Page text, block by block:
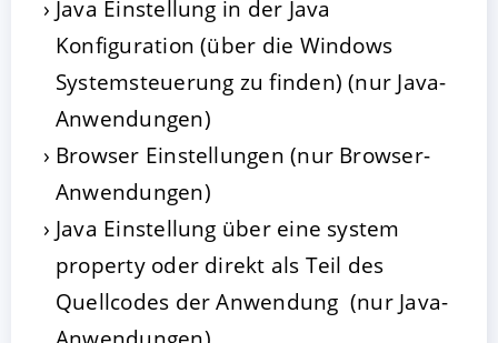
Java Einstellung in der Java
Konfiguration (über die Windows
Systemsteuerung zu finden) (nur Java-
Anwendungen)
Browser Einstellungen (nur Browser-
Anwendungen)
Java Einstellung über eine system
property oder direkt als Teil des
Quellcodes der Anwendung (nur Java-